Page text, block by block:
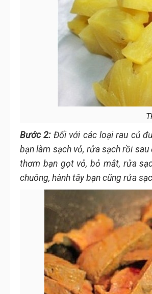
Bước 2:Đối với các loại rau củ
bạn làm sạch vỏ, rửa sạch rồi
thơm bạn gọt vỏ, bỏ mắt, rửa
chuông, hành tây bạn cũng rửa